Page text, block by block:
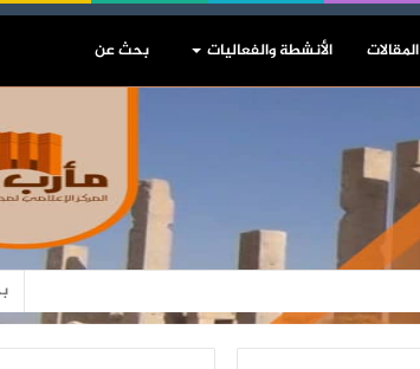
المقالات الأنشطة والفعاليات